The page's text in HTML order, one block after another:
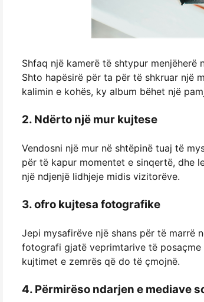
Shfaq një kamerë të shtypur
Shto hapësirë për ta për të shkruar një
kalimin e kohës, ky album bëhet një
2. Ndërto një mur kujtese
Vendosni një mur në shtëpinë tuaj të
për të kapur momentet e sinqertë, dhe
një ndjenjë lidhjeje midis vizitorëve.
3. ofro kujtesa fotografike
Jepi mysafirëve një shans për të marrë
fotografi gjatë veprimtarive të posaçme
kujtimet e zemrës që do të çmojnë.
4. Përmirëso ndarjen e mediave